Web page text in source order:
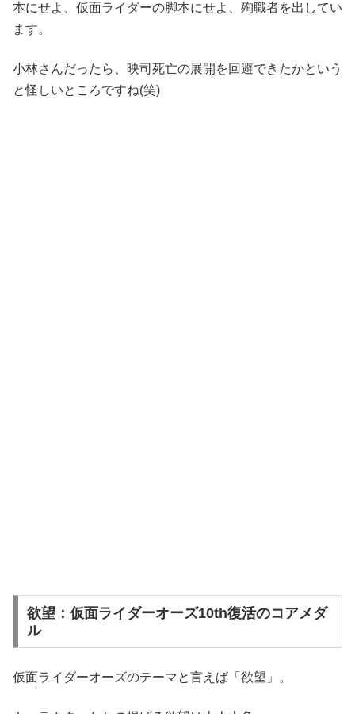
本にせよ、仮面ライダーの脚本にせよ、殉職者を出してい
ます。
小林さんだったら、映司死亡の展開を回避できたかという
と怪しいところですね(笑)
欲望：仮面ライダーオーズ10th復活のコアメダ
ル
仮面ライダーオーズのテーマと言えば「欲望」。